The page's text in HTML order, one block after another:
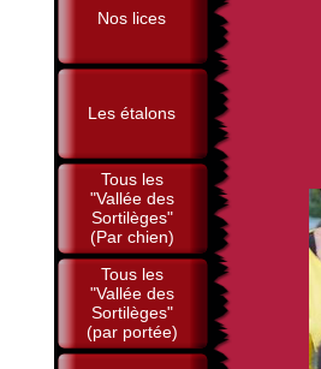
Nos lices
Les étalons
Tous les
"Vallée des
Sortilèges"
(Par chien)
Tous les
"Vallée des
Sortilèges"
(par portée)